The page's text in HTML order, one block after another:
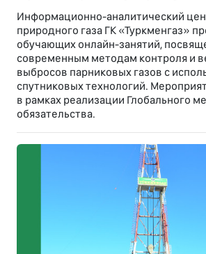
Информационно-аналитический
природного газа ГК «Туркменгаз»
обучающих онлайн-занятий,
современным методам контроля и
выбросов парниковых газов с
спутниковых технологий.
в рамках реализации Глобального
обязательства.